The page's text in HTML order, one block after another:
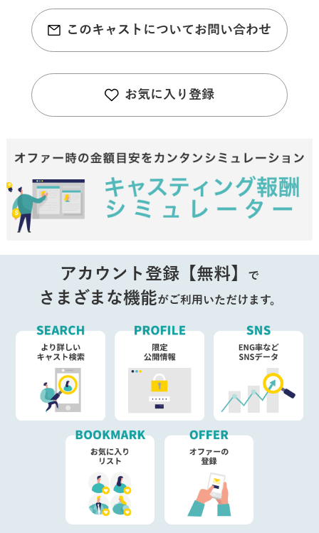
このキャストについてお問い合わせ
お気に入り登録
アカウント登録【無料】 で
さまざまな機能がご利用いただけます。